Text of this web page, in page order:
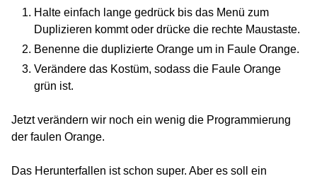
Halte einfach lange gedrück bis das Menü zum
Duplizieren kommt oder drücke die rechte Maustaste.
Benenne die duplizierte Orange um in Faule Orange.
Verändere das Kostüm, sodass die Faule Orange
grün ist.
Jetzt verändern wir noch ein wenig die Programmierung
der faulen Orange.
Das Herunterfallen ist schon super. Aber es soll ein